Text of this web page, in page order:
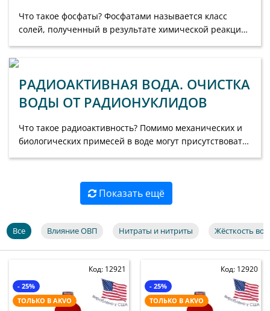
Что такое фосфаты? Фосфатами называется класс
солей, полученный в результате химической реакции
РАДИОАКТИВНАЯ ВОДА. ОЧИСТКА
ВОДЫ ОТ РАДИОНУКЛИДОВ
Что такое радиоактивность? Помимо механических и
биологических примесей в воде могут присутствовать
Показать ещё
Все Влияние ОВП Нитраты и нитриты Жёсткость
Код: 12921
- 25%
ТОЛЬКО В AKVO
Код: 12920
- 25%
ТОЛЬКО В AKVO